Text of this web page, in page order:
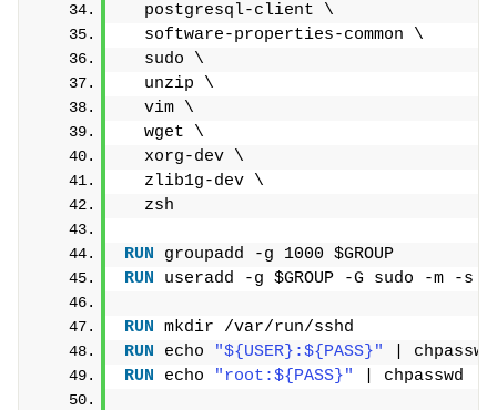
  postgresql-client \
  software-properties-common \
  sudo \
  unzip \
  vim \
  wget \
  xorg-dev \
  zlib1g-dev \
  zsh
RUN groupadd -g 1000 $GROUP
RUN useradd -g $GROUP -G sudo -m -s /
RUN mkdir /var/run/sshd
RUN echo "${USER}:${PASS}"
| chpasswd
RUN echo "root:${PASS}" | chpasswd